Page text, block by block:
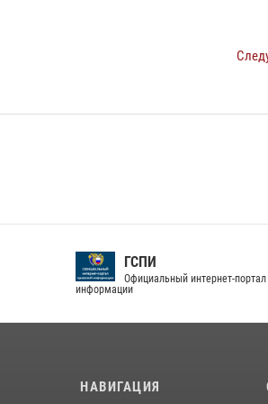
ГСПИ
Официальный интернет-
информации
НАВИГАЦИЯ